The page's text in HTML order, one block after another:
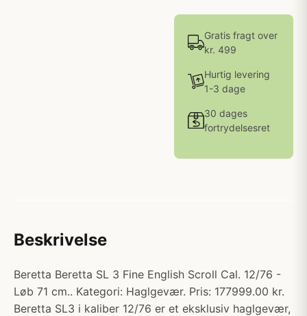
Gratis fragt over
kr. 499
Hurtig levering
1-3 dage
30 dages
fortrydelsesret
Beskrivelse
Beretta Beretta SL 3 Fine English Scroll Cal. 12/76 -
Løb 71 cm.. Kategori: Haglgevær. Pris: 177999.00 kr.
Beretta SL3 i kaliber 12/76 er et eksklusiv haglgevær,